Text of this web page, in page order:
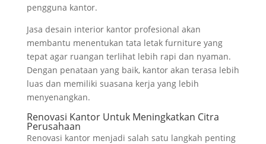
pengguna kantor.
Jasa desain interior kantor profesional akan
membantu menentukan tata letak furniture yang
tepat agar ruangan terlihat lebih rapi dan nyaman.
Dengan penataan yang baik, kantor akan terasa lebih
luas dan memiliki suasana kerja yang lebih
menyenangkan.
Renovasi Kantor Untuk Meningkatkan Citra
Perusahaan
Renovasi kantor menjadi salah satu langkah penting